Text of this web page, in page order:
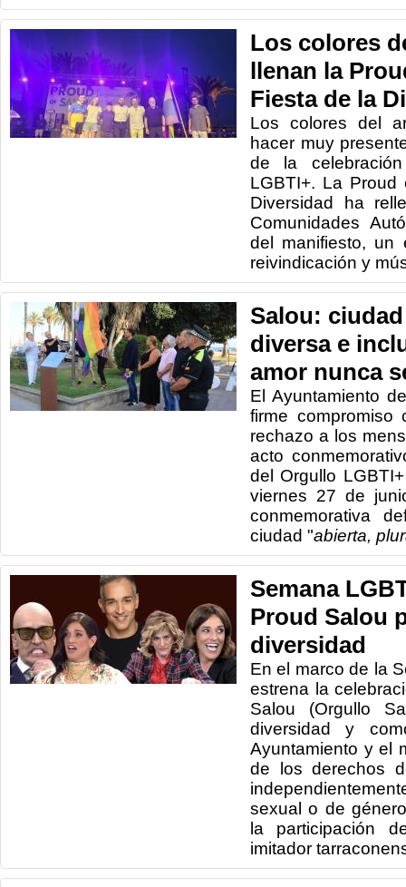
Los colores
llenan la
Fiesta de la
Los colores del
hacer muy
de la
LGBTI+. La
Diversidad ha
Comunidades
del manifiesto, un
reivindicación y
Salou:
diversa e
amor nunca
El Ayuntamiento
firme
rechazo a los
acto
del Orgullo
viernes 27 de
conmemorativa
ciudad "abierta,
Semana
Proud Salou
diversidad
En el marco de la
estrena la
Salou (Orgullo
diversidad y
Ayuntamiento y el
de los derechos
sexual o de
la participación
imitador